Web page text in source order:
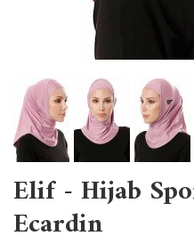
Elif - Hijab
Ecardin